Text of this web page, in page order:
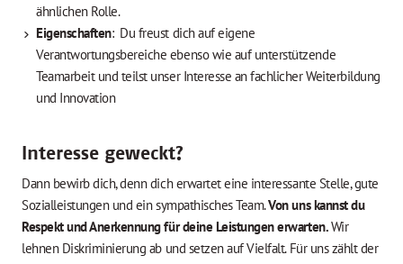
ähnlichen Rolle.
Eigenschaften: Du freust dich auf eigene
Verantwortungsbereiche ebenso wie auf unterstützende
Teamarbeit und teilst unser Interesse an fachlicher Weiterbildung
und Innovation
Interesse geweckt?
Dann bewirb dich, denn dich erwartet eine interessante Stelle, gute
Sozialleistungen und ein sympathisches Team.Von uns kannst du
Respekt und Anerkennung für deine Leistungen erwarten.Wir
lehnen Diskriminierung ab und setzen auf Vielfalt. Für uns zählt der